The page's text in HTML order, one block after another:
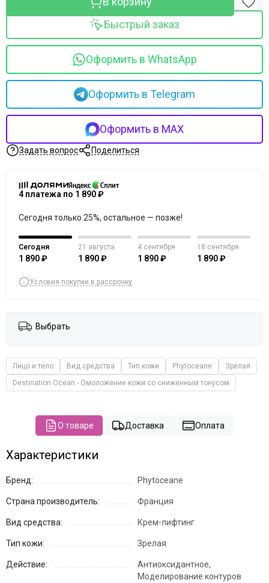
Mesopharm Professional
Neoretin Discrom Control
Ondevie
Phytomer
Reviderm
Skeyndor
Skinosophy
Skintellectual Solutions
Tegoder
The Potted Plant
Theraphyto
VIE
YU.R Skin Solution
Оформить в WhatsApp
Оформить в Telegram
Оформить в MAX
Быстрый заказ
Задать вопрос Поделиться
4 платежа по 1 890 ₽
Сегодня только 25%, остальное — позже!
Сегодня
1 890 ₽
21 августа
1 890 ₽
4 сентября
1 890 ₽
18 сентября
1 890 ₽
Условия покупки в рассрочку
Выбрать
Лицо и тело Вид средства Тип кожи Phytoceane
Зрелая
Destination Ocean - Омоложение кожи со сниженным тонусом
О товаре Доставка Оплата
Характеристики
Бренд: Phytoceane
Страна производитель: Франция
Вид средства: Крем-лифтинг
Тип кожи: Зрелая
Действие:
Антиоксидантное,
Моделирование контуров